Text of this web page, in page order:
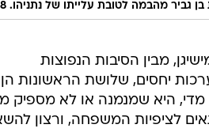
מהבמה לטובת עלייתו של נתניהו. 18 באוקטובר 2022
מבין הסיבות הנפוצות
יחסים, שלושת הראשונות
מדי, היא שמנמנה או לא
לציפיות המשפחה, ורצון